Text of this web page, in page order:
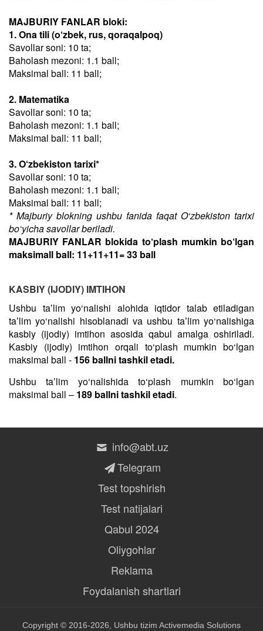
MAJBURIY FANLAR bloki:
1. Ona tili (o‘zbek, rus, qoraqalpoq)
Savollar soni: 10 ta;
Baholash mezoni: 1.1 ball;
Maksimal ball: 11 ball;
2. Matematika
Savollar soni: 10 ta;
Baholash mezoni: 1.1 ball;
Maksimal ball: 11 ball;
3. O‘zbekiston tarixi*
Savollar soni: 10 ta;
Baholash mezoni: 1.1 ball;
Maksimal ball: 11 ball;
* Majburiy blokning ushbu fanida faqat O‘zbekiston tarixi
bo‘yicha savollar beriladi.
MAJBURIY FANLAR blokida to‘plash mumkin bo‘lgan
maksimall ball: 11+11+11= 33 ball
KASBIY (IJODIY) IMTIHON
Ushbu taʼlim yo‘nalishi alohida iqtidor talab etiladigan
taʼlim yo‘nalishi hisoblanadi va ushbu taʼlim yo‘nalishiga
kasbiy (ijodiy) imtihon asosida qabul amalga oshiriladi.
Kasbiy (ijodiy) imtihon orqali to‘plash mumkin bo‘lgan
maksimal ball - 156 ballni tashkil etadi.
Ushbu taʼlim yo‘nalishida to‘plash mumkin bo‘lgan
maksimal ball – 189 ballni tashkil etadi.
info@abt.uz
Telegram
Test topshirish
Test natijalari
Qabul 2024
Oliygohlar
Reklama
Foydalanish shartlari
Copyright © 2016-2026, Ushbu tizim Activemedia Solutions